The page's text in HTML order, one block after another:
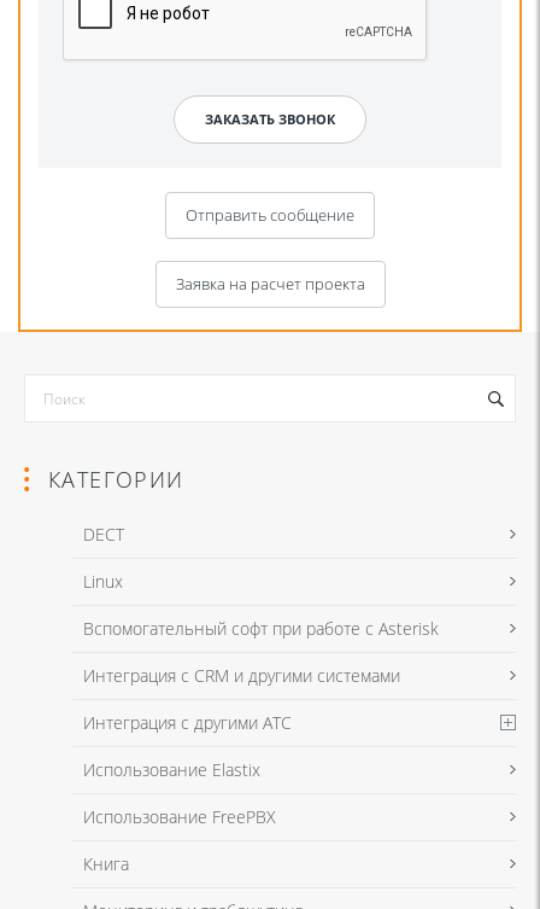
Отправить сообщение
Я даю согласие на обработку моих персональных данных для связи
в соответствии с Политикой в отношении обработки персональных
Заявка на расчет проекта
Я даю согласие на обработку моих персональных данных для связи
в соответствии с Политикой в отношении обработки персональных
КАТЕГОРИИ
DECT
Linux
Вспомогательный софт при работе с Asterisk
Интеграция с CRM и другими системами
Интеграция с другими АТС
Использование Elastix
Использование FreePBX
Книга